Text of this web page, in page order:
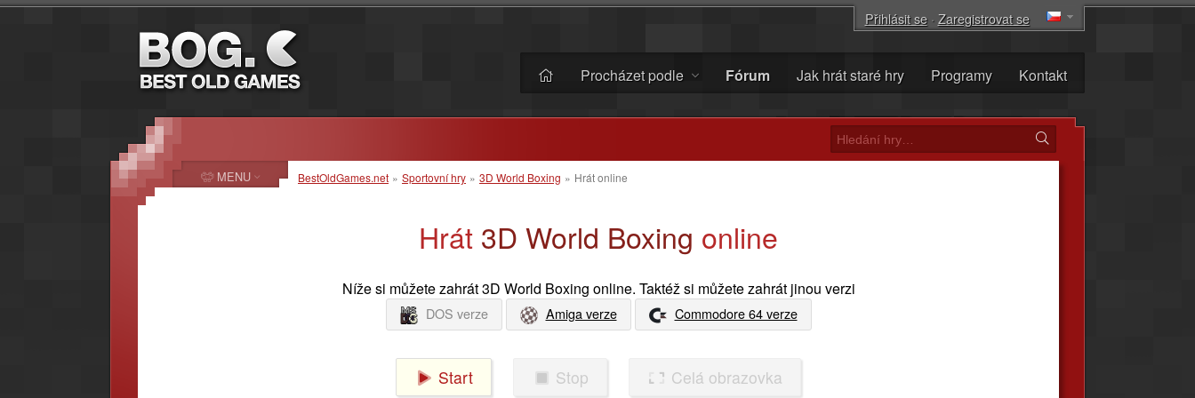
Přihlásit se·Zaregistrovat se
Procházet podle Fórum Jak hrát staré hry Programy Kontakt
BestOldGames.net » Sportovní hry » 3D World Boxing » Hrát online
Hrát 3D World Boxing online
Níže si můžete zahrát 3D World Boxing online. Taktéž si můžete zahrát jinou verzi
DOS verze Amiga verze Commodore 64 verze
Start Stop Celá obrazovka
MENU